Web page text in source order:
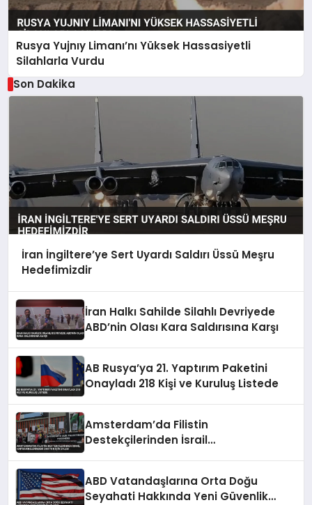
Rusya Yujnıy Limanı’nı Yüksek Hassasiyetli
Silahlarla Vurdu
Son Dakika
İran İngiltere’ye Sert Uyardı Saldırı Üssü Meşru
Hedefimizdir
İran Halkı Sahilde Silahlı Devriyede
ABD’nin Olası Kara Saldırısına Karşı
AB Rusya’ya 21. Yaptırım Paketini
Onayladı 218 Kişi ve Kuruluş Listede
Amsterdam’da Filistin
Destekçilerinden İsrail
ABD Vatandaşlarına Orta Doğu
Seyahati Hakkında Yeni Güvenlik